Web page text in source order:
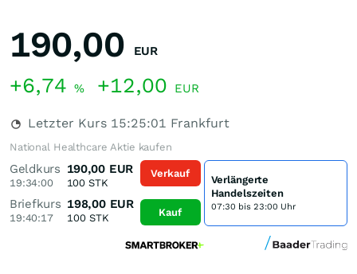
190,00 EUR
+6,74 % +12,00 EUR
Letzter Kurs 15:25:01 Frankfurt
National Healthcare Aktie kaufen
Geldkurs
19:34:00
190,00 EUR
100 STK
Briefkurs
19:40:17
198,00 EUR
100STK
Verkauf
Kauf
Verlängerte
Handelszeiten
07:30 bis 23:00 Uhr